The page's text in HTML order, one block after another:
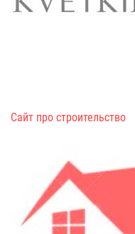
Сайт про строительство